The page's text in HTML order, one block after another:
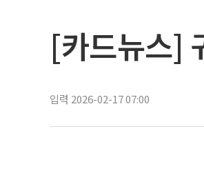
[카드뉴스]
입력 2026-02-17 07:00